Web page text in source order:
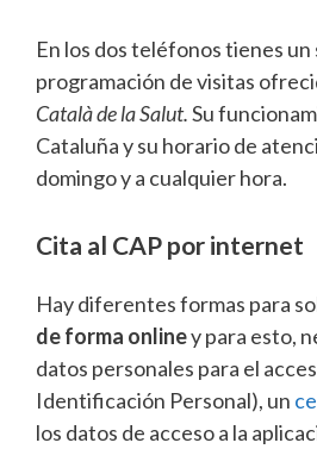
En los dos teléfonos tienes un
programación de visitas
Català de la Salut.Su
Cataluña y su horario de
domingo y a cualquier hora.
Cita al CAP por internet
Hay diferentes formas para
de forma onliney para esto,
datos personales para el
Identificación Personal), un
los datos de acceso a la